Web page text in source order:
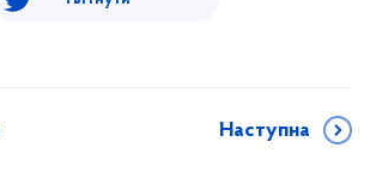
Наступна